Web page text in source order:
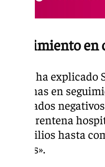
Seguimiento en
Según ha
personas en
resultados
de cuarentena
domicilios hasta
42 días».